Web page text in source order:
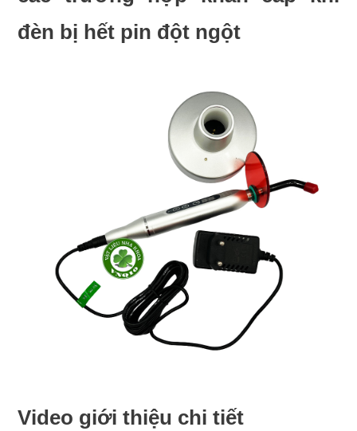
đèn bị hết pin đột ngột
Video giới thiệu chi tiết